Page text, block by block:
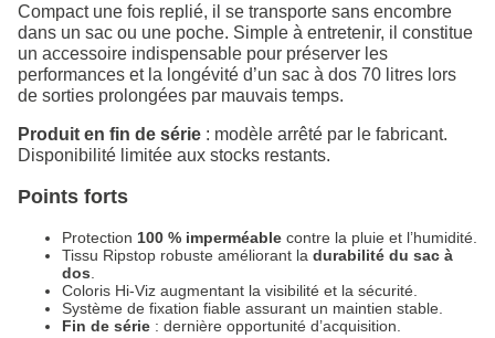
Compact une fois replié, il se transporte sans encombre
dans un sac ou une poche. Simple à entretenir, il constitue
un accessoire indispensable pour préserver les
performances et la longévité d’un sac à dos 70 litres lors
de sorties prolongées par mauvais temps.
Produit en fin de série : modèle arrêté par le fabricant.
Disponibilité limitée aux stocks restants.
Points forts
Protection 100 % imperméable contre la pluie et l’humidité.
Tissu Ripstop robuste améliorant la durabilité du sac à
dos
Coloris Hi‑Viz augmentant la visibilité et la sécurité.
Système de fixation fiable assurant un maintien stable.
Fin de série : dernière opportunité d’acquisition.